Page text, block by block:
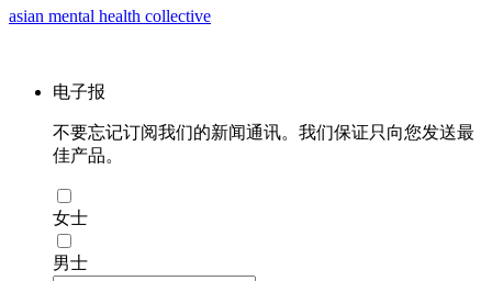
asian mental health collective
电子报
不要忘记订阅我们的新闻通讯。我们保证只向您发送最
佳产品。
女士
男士